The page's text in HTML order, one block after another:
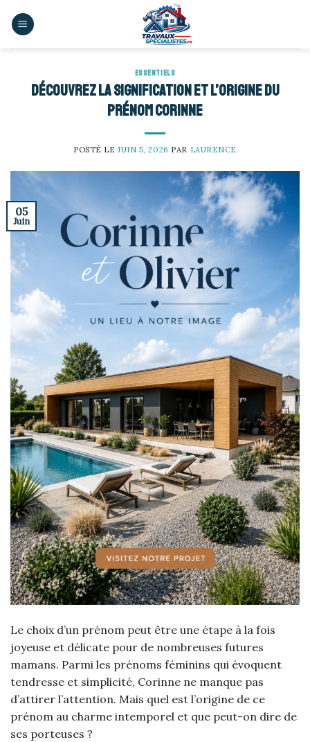
ESSENTIELS
Découvrez la signification et l’origine du
prénom Corinne
POSTÉ LE JUIN 5, 2026 PAR LAURENCE
05
Juin
Le choix d’un prénom peut être une étape à la fois
joyeuse et délicate pour de nombreuses futures
mamans. Parmi les prénoms féminins qui évoquent
tendresse et simplicité, Corinne ne manque pas
d’attirer l’attention. Mais quel est l’origine de ce
prénom au charme intemporel et que peut-on dire de
ses porteuses ?